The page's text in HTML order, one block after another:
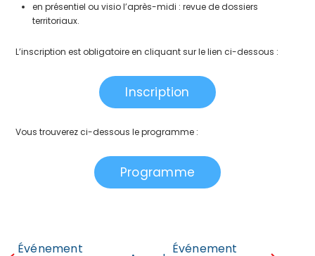
en présentiel ou visio l’après-midi : revue de dossiers
territoriaux.
L’inscription est obligatoire en cliquant sur le lien ci-dessous :
Inscription
Vous trouverez ci-dessous le programme :
Programme
Événement Événement